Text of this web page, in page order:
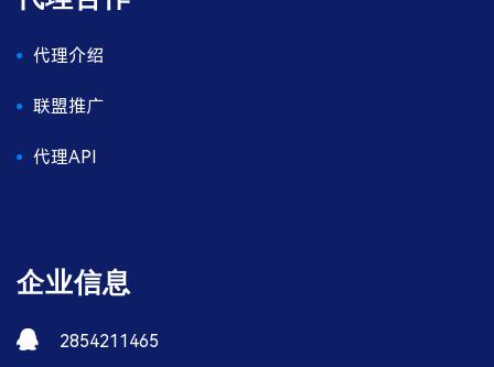
代理介绍
联盟推广
代理API
企业信息
2854211465